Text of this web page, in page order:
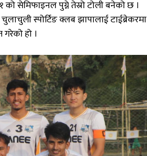
कोसेमिफाइनलपुग्नेतेस्रोटोलीबनेकोछ ।
चुलाचुलीस्पोर्टिङक्लबझापालाईटाईब्रेकरमा
गरेकोहो ।